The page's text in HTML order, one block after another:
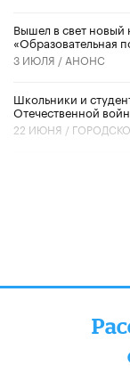
Вышел в свет новый
«Образовательная
3 ИЮЛЯ / АНОНС
Школьники и
Отечественной
22 ИЮНЯ /